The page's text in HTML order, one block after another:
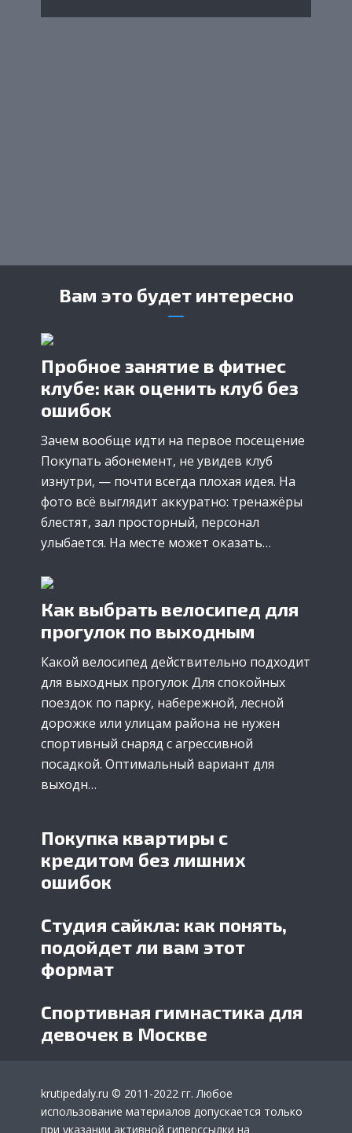
Вам это будет интересно
Пробное занятие в фитнес
клубе: как оценить клуб без
ошибок
Зачем вообще идти на первое посещение
Покупать абонемент, не увидев клуб
изнутри, — почти всегда плохая идея. На
фото всё выглядит аккуратно: тренажёры
блестят, зал просторный, персонал
улыбается. На месте может оказать…
Как выбрать велосипед для
прогулок по выходным
Какой велосипед действительно подходит
для выходных прогулок Для спокойных
поездок по парку, набережной, лесной
дорожке или улицам района не нужен
спортивный снаряд с агрессивной
посадкой. Оптимальный вариант для
выходн…
Покупка квартиры с
кредитом без лишних
ошибок
Студия сайкла: как понять,
подойдет ли вам этот
формат
Спортивная гимнастика для
девочек в Москве
krutipedaly.ru © 2011-2022 гг. Любое
использование материалов допускается только
при указании активной гиперссылки на